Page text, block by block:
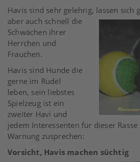
Havis sind sehr gelehrig, lassen sich
aber auch schnell die
Schwächen ihrer
Herrchen und
Frauchen.
Havis sind Hunde die
gerne im Rudel
leben, sein liebstes
Spielzeug ist ein
zweiter Havi und
jedem Interessenten für dieser
Warnung zusprechen:
Vorsicht, Havis machen süchtig